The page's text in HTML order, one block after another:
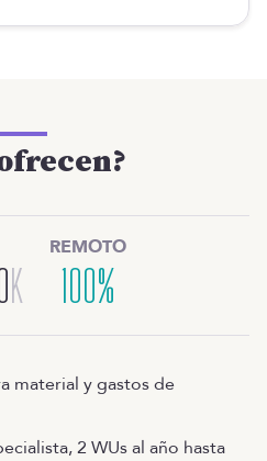
K
REMOTO
100%
material y gastos de
2 WUs al año hasta